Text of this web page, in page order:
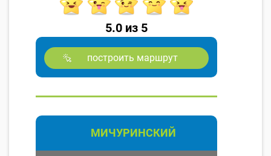
5.0 из 5
построить маршрут
МИЧУРИНСКИЙ